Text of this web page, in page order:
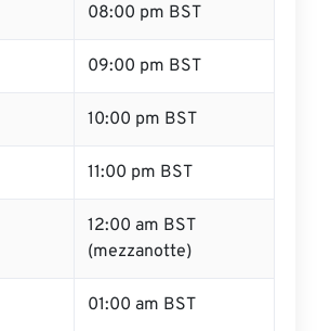
08:00 pm BST
09:00 pm BST
10:00 pm BST
11:00 pm BST
12:00 am BST
(mezzanotte)
01:00 am BST